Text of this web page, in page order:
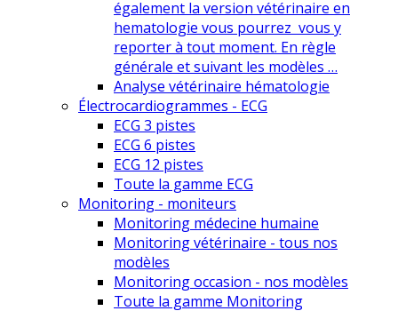
également la version vétérinaire en
hematologie vous pourrez vous y
reporter à tout moment. En règle
générale et suivant les modèles …
Analyse vétérinaire hématologie
Électrocardiogrammes - ECG
ECG 3 pistes
ECG 6 pistes
ECG 12 pistes
Toute la gamme ECG
Monitoring - moniteurs
Monitoring médecine humaine
Monitoring vétérinaire - tous nos
modèles
Monitoring occasion - nos modèles
Toute la gamme Monitoring